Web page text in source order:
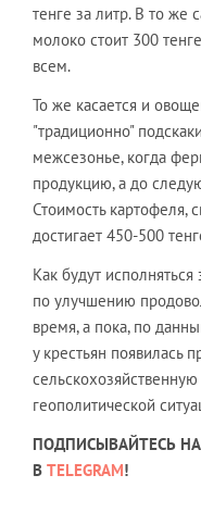
тенге за литр. В то
молоко стоит 300
всем.
То же касается и
"традиционно"
межсезонье, когда
продукцию, а до
Стоимость картофеля,
достигает 450-500
Как будут
по улучшению
время, а пока, по
у крестьян появилась
геополитической
ПОДПИСЫВАЙТЕСЬ
В TELEGRAM!